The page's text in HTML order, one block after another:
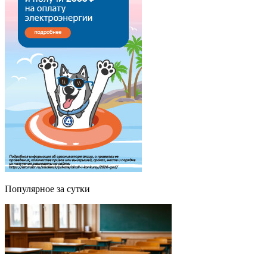
Популярное за сутки